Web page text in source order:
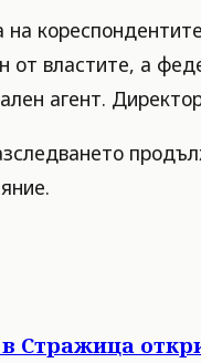
от властите, а
агент.
Стражица